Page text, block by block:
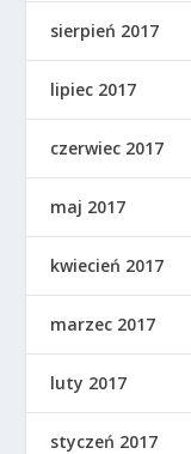
sierpień 2017
lipiec 2017
czerwiec 2017
maj 2017
kwiecień 2017
marzec 2017
luty 2017
styczeń 2017